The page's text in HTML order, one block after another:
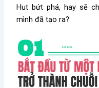
Hut bứt phá, hay sẽ
mình đã tạo ra?